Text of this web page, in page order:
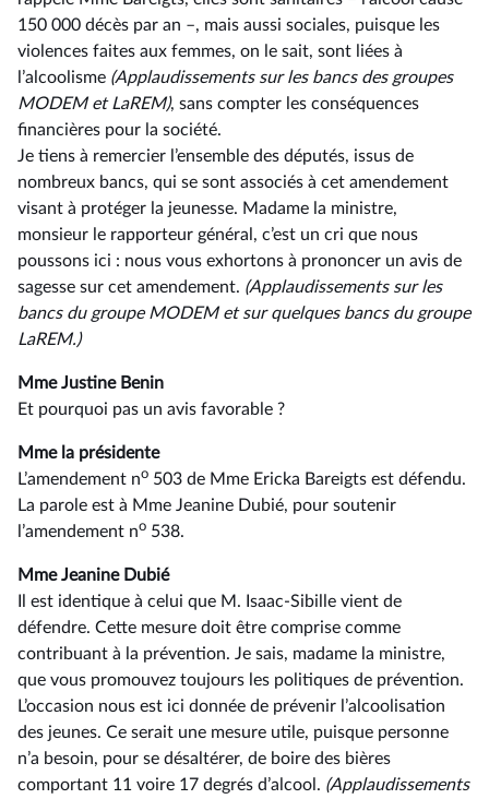
150 000 décès par an –, mais aussi sociales, puisque les
violences faites aux femmes, on le sait, sont liées à
l’alcoolisme (Applaudissements sur les bancs des groupes
MODEM et LaREM), sans compter les conséquences
financières pour la société.
Je tiens à remercier l’ensemble des députés, issus de
nombreux bancs, qui se sont associés à cet amendement
visant à protéger la jeunesse. Madame la ministre,
monsieur le rapporteur général, c’est un cri que nous
poussons ici : nous vous exhortons à prononcer un avis de
sagesse sur cet amendement. (Applaudissements sur les
bancs du groupe MODEM et sur quelques bancs du groupe
LaREM.)
Mme Justine Benin
Et pourquoi pas un avis favorable ?
Mme la présidente
L’amendement no 503 de Mme Ericka Bareigts est défendu.
La parole est à Mme Jeanine Dubié, pour soutenir
l’amendement no 538.
Mme Jeanine Dubié
Il est identique à celui que M. Isaac-Sibille vient de
défendre. Cette mesure doit être comprise comme
contribuant à la prévention. Je sais, madame la ministre,
que vous promouvez toujours les politiques de prévention.
L’occasion nous est ici donnée de prévenir l’alcoolisation
des jeunes. Ce serait une mesure utile, puisque personne
n’a besoin, pour se désaltérer, de boire des bières
comportant 11 voire 17 degrés d’alcool. (Applaudissements